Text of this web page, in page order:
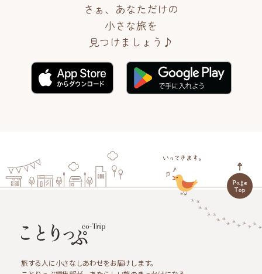
さぁ、あなただけの
小さな旅を
見つけましょう♪
旅する人に小さなしあわせをお届けします。